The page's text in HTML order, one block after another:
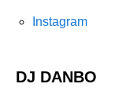
Instagram
DJ DANBO